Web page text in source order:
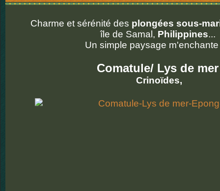
Charme et sérénité des plongées sous-
île de Samal, Philippines...
Un simple paysage m'enchante
Comatule/ Lys de mer
Crinoïdes,